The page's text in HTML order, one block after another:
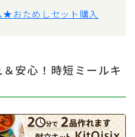
おためしセット購入
安心！時短ミールキ